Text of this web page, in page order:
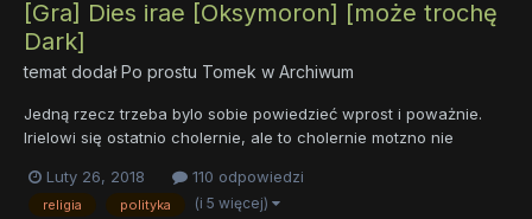
[Gra] Dies irae [Oksymoron] [może trochę
Dark]
temat dodałPo prostu Tomek w Archiwum
Jedną rzecz trzeba bylo sobie powiedzieć wprost i poważnie.
Irielowi się ostatnio cholernie, ale to cholernie motzno nie
znajomych, oraz ogólnie nie był w Niebiosach popularny. Nie nie
nie. Irielowi dzięki swojej ostatniej akcji udało się...
Luty 26, 2018 110 odpowiedzi
religia polityka (i 5 więcej)